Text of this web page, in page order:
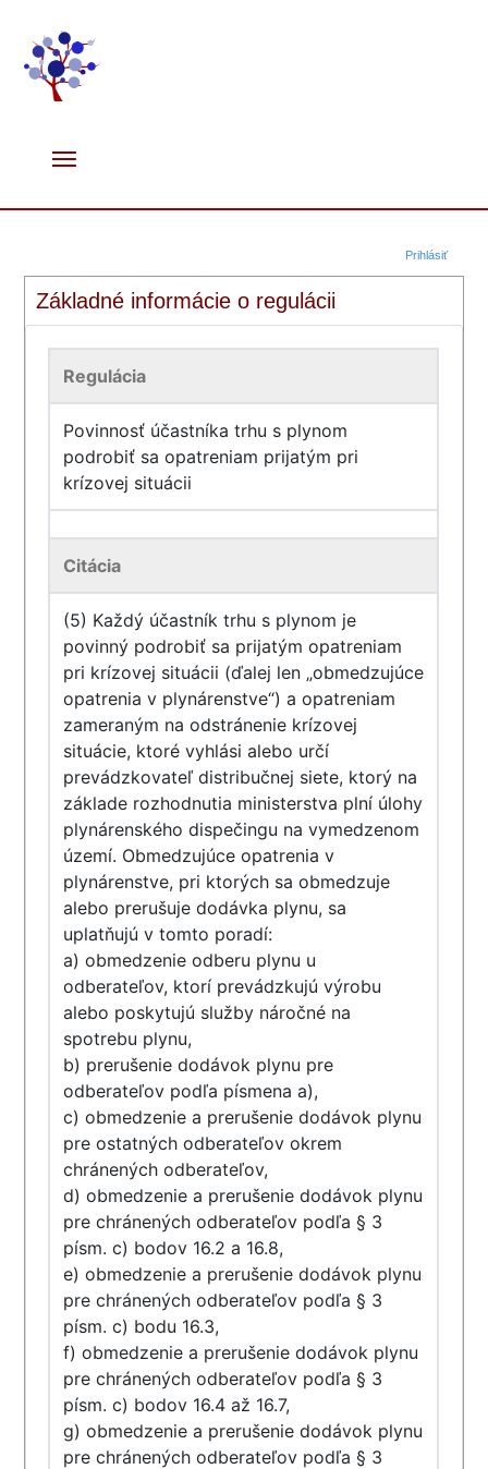
Prihlásiť
Základné informácie o regulácii
Regulácia
Povinnosť účastníka trhu s plynom
podrobiť sa opatreniam prijatým pri
krízovej situácii
Citácia
(5) Každý účastník trhu s plynom je
povinný podrobiť sa prijatým opatreniam
pri krízovej situácii (ďalej len „obmedzujúce
opatrenia v plynárenstve“) a opatreniam
zameraným na odstránenie krízovej
situácie, ktoré vyhlási alebo určí
prevádzkovateľ distribučnej siete, ktorý na
základe rozhodnutia ministerstva plní úlohy
plynárenského dispečingu na vymedzenom
území. Obmedzujúce opatrenia v
plynárenstve, pri ktorých sa obmedzuje
alebo prerušuje dodávka plynu, sa
uplatňujú v tomto poradí:
a) obmedzenie odberu plynu u
odberateľov, ktorí prevádzkujú výrobu
alebo poskytujú služby náročné na
spotrebu plynu,
b) prerušenie dodávok plynu pre
odberateľov podľa písmena a),
c) obmedzenie a prerušenie dodávok plynu
pre ostatných odberateľov okrem
chránených odberateľov,
d) obmedzenie a prerušenie dodávok plynu
pre chránených odberateľov podľa § 3
písm. c) bodov 16.2 a 16.8,
e) obmedzenie a prerušenie dodávok plynu
pre chránených odberateľov podľa § 3
písm. c) bodu 16.3,
f) obmedzenie a prerušenie dodávok plynu
pre chránených odberateľov podľa § 3
písm. c) bodov 16.4 až 16.7,
g) obmedzenie a prerušenie dodávok plynu
pre chránených odberateľov podľa § 3